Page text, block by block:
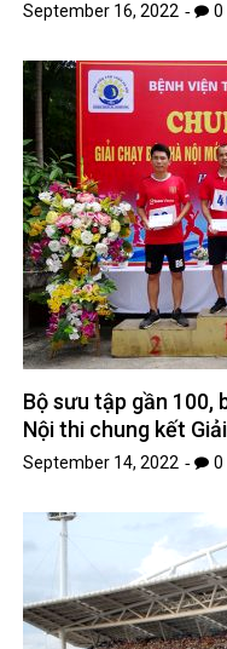
September 16, 2022 0
Bộ sưu tập gần 100,
Nội thi chung kết
September 14, 2022 0